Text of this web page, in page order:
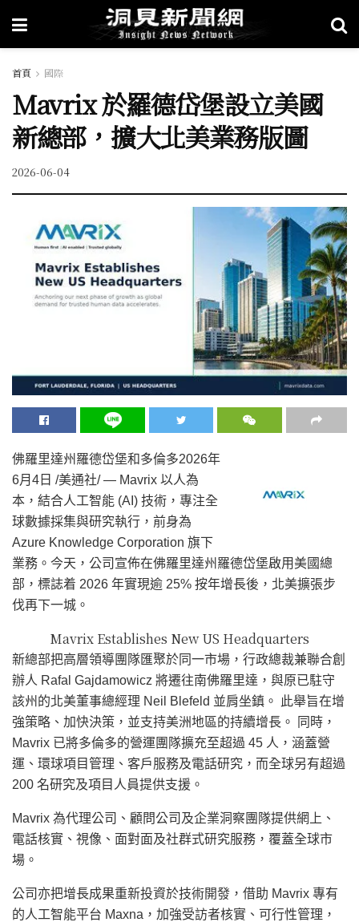
首頁 國際
Mavrix 於羅德岱堡設立美國
新總部，擴大北美業務版圖
2026-06-04
佛羅里達州羅德岱堡和多倫多2026年
6月4日 /美通社/ — Mavrix 以人為
本，結合人工智能 (AI) 技術，專注全
球數據採集與研究執行，前身為
Azure Knowledge Corporation 旗下
業務。今天，公司宣佈在佛羅里達州羅德岱堡啟用美國總
部，標誌着 2026 年實現逾 25% 按年增長後，北美擴張步
伐再下一城。
Mavrix Establishes New US Headquarters
新總部把高層領導團隊匯聚於同一市場，行政總裁兼聯合創
辦人 Rafal Gajdamowicz 將遷往南佛羅里達，與原已駐守
該州的北美董事總經理 Neil Blefeld 並肩坐鎮。 此舉旨在增
強策略、加快決策，並支持美洲地區的持續增長。 同時，
Mavrix 已將多倫多的營運團隊擴充至超過 45 人，涵蓋營
運、環球項目管理、客戶服務及電話研究，而全球另有超過
200 名研究及項目人員提供支援。
Mavrix 為代理公司、顧問公司及企業洞察團隊提供網上、
電話核實、視像、面對面及社群式研究服務，覆蓋全球市
場。
公司亦把增長成果重新投資於技術開發，借助 Mavrix 專有
的人工智能平台 Maxna，加強受訪者核實、可行性管理，